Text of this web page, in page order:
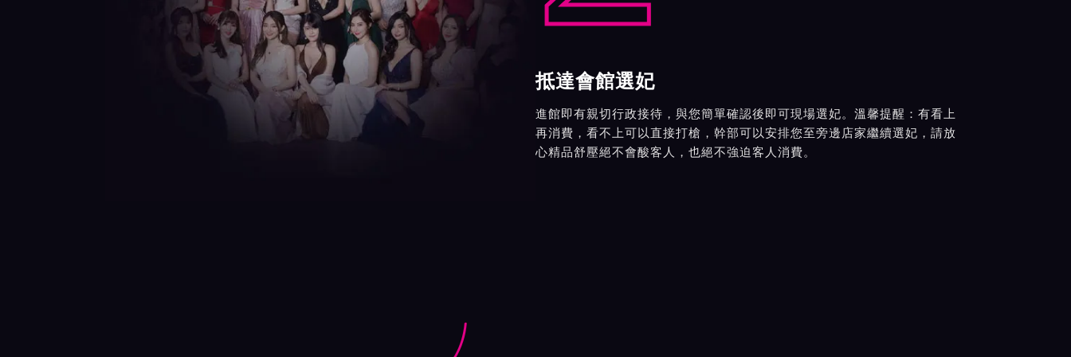
抵達會館選妃
進館即有親切行政接待，與您簡單確認後即可現場選妃。溫馨提醒：有看上
再消費，看不上可以直接打槍，幹部可以安排您至旁邊店家繼續選妃，請放
心精品舒壓絕不會酸客人，也絕不強迫客人消費。